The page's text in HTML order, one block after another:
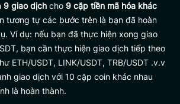
9 giao dịch cho 9 cặp tiền mã hóa khác
tương tự các bước trên là bạn đã hoàn
Ví dụ: nếu bạn đã thực hiện xong giao
bạn cần thực hiện giao dịch tiếp theo
ETH/USDT, LINK/USDT, TRB/USDT .v.v
giao dịch với 10 cặp coin khác nhau
là hoàn thành.